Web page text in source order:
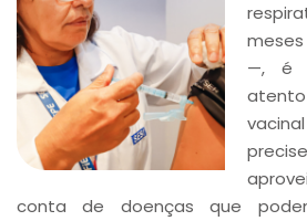
—, é
conta de doenças que